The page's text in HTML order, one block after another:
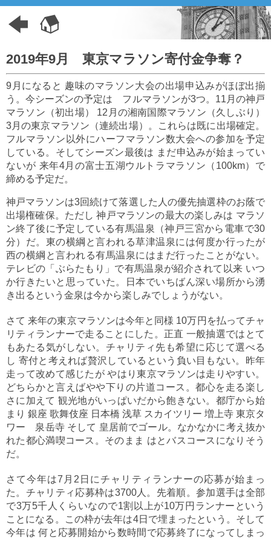
2019年9月 東京マラソン寄付金争奪？
9月になると 趣味のマラソン大会の出場申込みがほぼ出揃
う。今シーズンの予定は フルマラソンが3つ。11月の神戸
マラソン（初出場） 12月の湘南国際マラソン（久しぶり）
3月の東京マラソン（連続出場）。これらは既に出場確定。
フルマラソン以外にハーフマラソン数大会への参加を予定
している。そしてシーズン最後は まだ申込みが始まってい
ないが 来年4月の富士五湖ウルトラマラソン（100km）で
締める予定だ。
神戸マラソンは3回続けて落選した人の優先抽選枠のお蔭で
出場権確保。ただし 神戸マラソンの最大の楽しみは マラソ
ン終了後に予定している有馬温泉（神戸三宮から電車で30
分）だ。東の横綱と言われる草津温泉には何度か行ったが
西の横綱と言われる有馬温泉にはまだ行ったことがない。
テレビの「ぶらたもり」で有馬温泉が紹介されて以来 いつ
か行きたいと思っていた。日本でいちばん深い場所から湧
き出るという金泉は今から楽しみでしょうがない。
さて 来年の東京マラソンは今年と同様 10万円を払ってチャ
リティランナーで走ることにした。正直 一般抽選ではとて
もあたる気がしない。チャリティ先も希望に応じて選べる
し 寄付と考えれば贅沢しているという負い目もない。昨年
走って改めて感じたが やはり東京マラソンは走りやすい。
どちらかと言えばやや下りの片道コース。都心を走る楽し
さに加えて 観光地がいっぱいだから飽きない。都庁から始
まり 銀座 歌舞伎座 日本橋 浅草 スカイツリー 増上寺 東京タ
ワー 泉岳寺 そして 皇居前でゴール。なかなかに考え抜か
れた都心満喫コース。そのまま はとバスコースになりそう
だ。
さて今年は7月2日にチャリティランナーの応募が始まっ
た。チャリティ応募枠は3700人。先着順。参加選手は全部
で3万5千人くらいなので1割以上が10万円ランナーという
ことになる。この枠が去年は4日で埋まったという。そして
今年は 何と応募開始から数時間で応募終了になってしまっ